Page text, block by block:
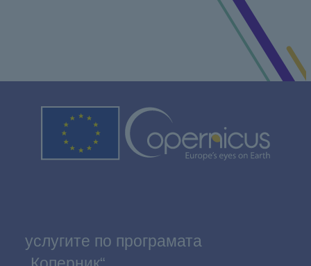
услугите по програмата